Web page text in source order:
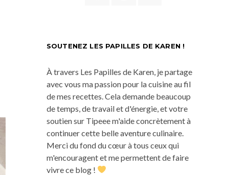
SOUTENEZ LES PAPILLES DE KAREN !
À travers Les Papilles de Karen, je partage
avec vous ma passion pour la cuisine au fil
de mes recettes. Cela demande beaucoup
de temps, de travail et d'énergie, et votre
soutien sur Tipeee m'aide concrètement à
continuer cette belle aventure culinaire.
Merci du fond du cœur à tous ceux qui
m'encouragent et me permettent de faire
vivre ce blog !